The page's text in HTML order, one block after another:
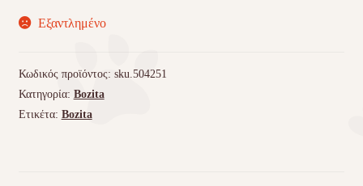
Εξαντλημένο
Κωδικός προϊόντος: sku.504251
Κατηγορία: Bozita
Ετικέτα: Bozita